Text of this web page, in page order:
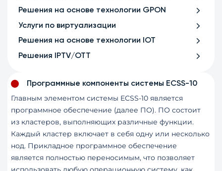
Решения на основе технологии GPON
Услуги по виртуализации
Решения на основе технологии IOT
Решения IPTV/OTT
Программные компоненты системы ECSS-10
Главным элементом системы ECSS-10 является
программное обеспечение (далее ПО). ПО состоит
из кластеров, выполняющих различные функции.
Каждый кластер включает в себя одну или несколько
нод. Прикладное программное обеспечение
является полностью переносимым, что позволяет